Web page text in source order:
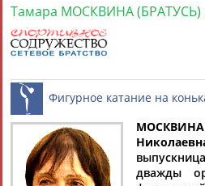
Найдено: 13181
Аслаудин
АБАЕВ
Елена
АБАИМОВА
Тамара МОСКВИНА (БРАТУСЬ)
Фигурное катание
дважды